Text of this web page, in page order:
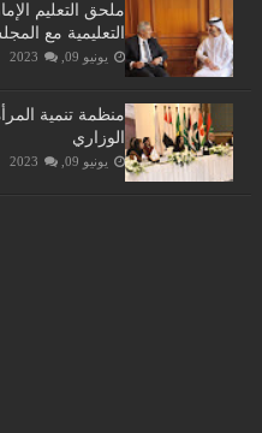
ملحق التعليم
التعليمية مع
يونيو 09, 2023
منظمة تنمية
الوزاري
يونيو 09, 2023